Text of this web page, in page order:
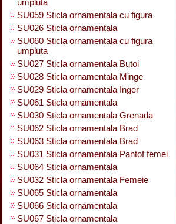
umpluta
SU059 Sticla ornamentala cu figura
SU026 Sticla ornamentala
SU060 Sticla ornamentala cu figura
umpluta
SU027 Sticla ornamentala Butoi
SU028 Sticla ornamentala Minge
SU029 Sticla ornamentala Inger
SU061 Sticla ornamentala
SU030 Sticla ornamentala Grenada
SU062 Sticla ornamentala Brad
SU063 Sticla ornamentala Brad
SU031 Sticla ornamentala Pantof femei
SU064 Sticla ornamentala
SU032 Sticla ornamentala Femeie
SU065 Sticla ornamentala
SU066 Sticla ornamentala
SU067 Sticla ornamentala